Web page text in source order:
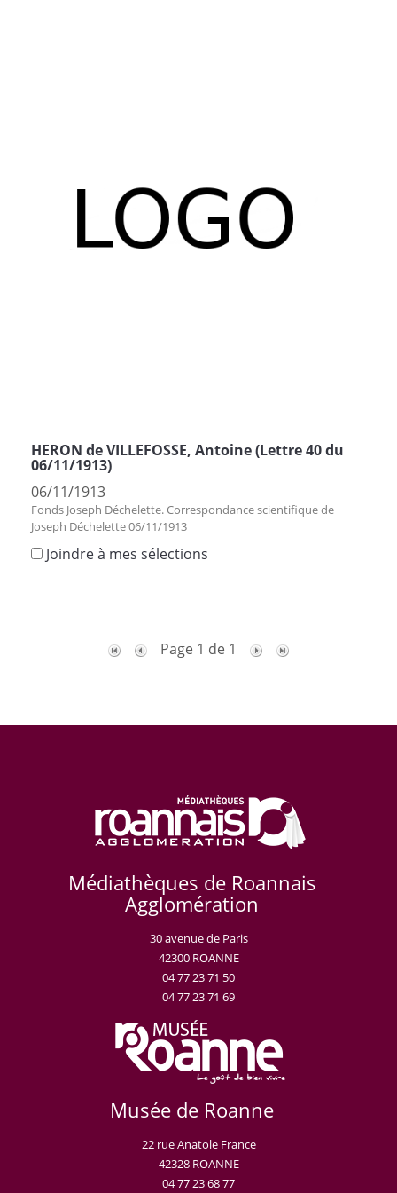
HERON de VILLEFOSSE, Antoine (Lettre 40 du
06/11/1913)
06/11/1913
Fonds Joseph Déchelette. Correspondance scientifique de
Joseph Déchelette 06/11/1913
Joindre à mes sélections
Page 1 de 1
Médiathèques de Roannais
Agglomération
30 avenue de Paris
42300 ROANNE
04 77 23 71 50
04 77 23 71 69
Musée de Roanne
22 rue Anatole France
42328 ROANNE
04 77 23 68 77